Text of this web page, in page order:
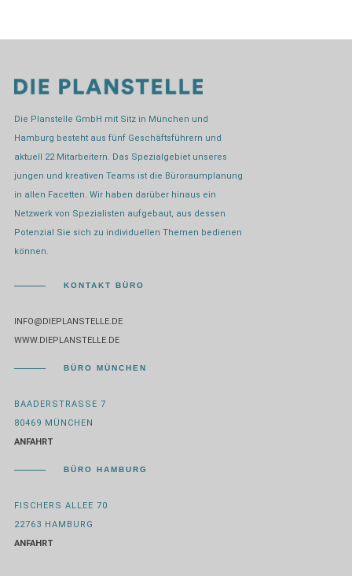
Die Planstelle GmbH mit Sitz in München und
Hamburg besteht aus fünf Geschäftsführern und
aktuell 22 Mitarbeitern. Das Spezialgebiet unseres
jungen und kreativen Teams ist die Büroraumplanung
in allen Facetten. Wir haben darüber hinaus ein
Netzwerk von Spezialisten aufgebaut, aus dessen
Potenzial Sie sich zu individuellen Themen bedienen
können.
KONTAKT BÜRO
INFO@DIEPLANSTELLE.DE
WWW.DIEPLANSTELLE.DE
BÜRO MÜNCHEN
BAADERSTRASSE 7
80469 MÜNCHEN
ANFAHRT
BÜRO HAMBURG
FISCHERS ALLEE 70
22763 HAMBURG
ANFAHRT